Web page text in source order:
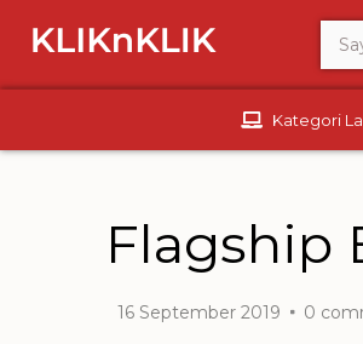
Kategori
Flagship
16 September 2019 0